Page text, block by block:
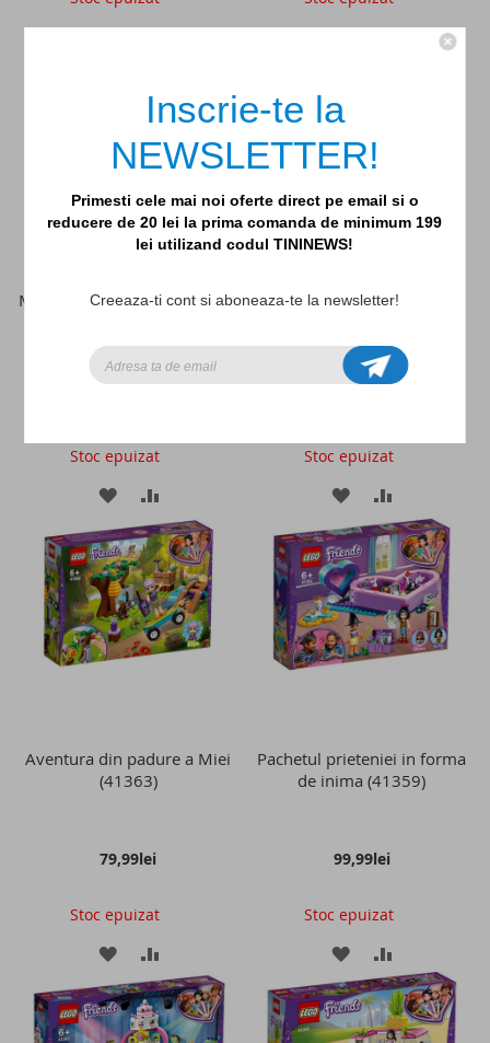
Inscrie-te la
NEWSLETTER!
Primesti cele mai noi oferte direct pe email si o
reducere de 20 lei la prima comanda de minimum 199
lei utilizand codul TININEWS!
Creeaza-ti cont si aboneaza-te la newsletter!
DE
COMPARARE
DE
ADAUGATI
MASINA ELECTRICA A OLIVIEI
Stoc epuizat
ADAUGATI
LA
LISTA
DE
DORINTE
ADAUGATI
PENTRU
COMPARARE
Baza de salvare din jungla
Stoc epuizat
ADAUGATI
LA
LISTA
DE
DORINTE
PENTRU
Aventura din padure a Miei
(41363)
79,99lei
Stoc epuizat
ADAUGATI
LA
LISTA
ADAUGATI
PENTRU
COMPARARE
Pachetul prieteniei in forma
de inima (41359)
99,99lei
Stoc epuizat
ADAUGATI
LA
LISTA
PENTRU